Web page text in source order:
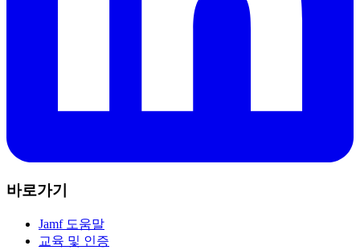
바로가기
Jamf 도움말
교육 및 인증